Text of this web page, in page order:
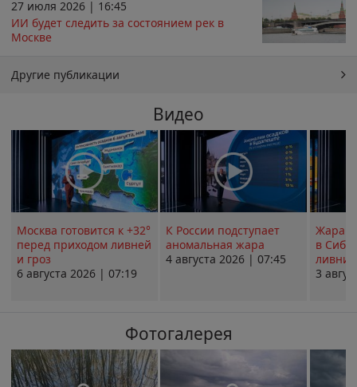
27 июля 2026 | 16:45
ИИ будет следить за состоянием рек в
Москве
Другие публикации
Видео
Москва готовится к +32°
перед приходом ливней
и гроз
6 августа 2026 | 07:19
К России подступает
аномальная жара
4 августа 2026 | 07:45
Жара в
в
ливни
3
Фотогалерея